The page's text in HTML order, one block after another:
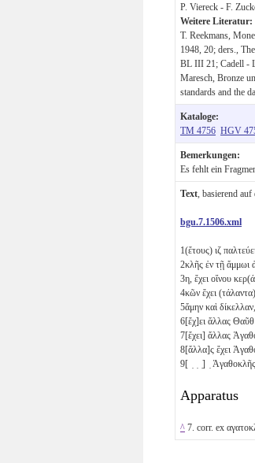
P. Viereck - F.
Weitere Literatur:
T. Reekmans,
1948, 20; ders.,
BL III 21; Cadell -
Maresch, Bronze
standards and the
Kataloge:
TM 4756 HGV
Bemerkungen:
Es fehlt ein
Text , basierend auf
bgu.7.1506.xml
1(ἔτους) ιζ
2κλῆς ἐν τῇ
3η , ἔχει οἴνου
4κῶν ἔχει (τάλαντα)
5ἄμην καὶ
6[ἔχ]ει ἄλλας Θαῦθ
7[ἔχει] ἄλλας
8[ἄλλα]ς ἔχει
9[ ̣ ̣ ̣]
Apparatus
^ 7. corr. ex